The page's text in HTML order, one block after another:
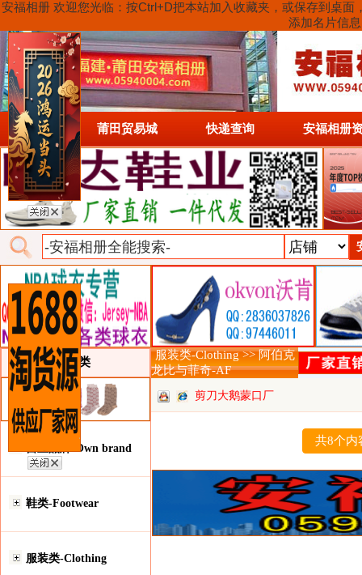
安福相册 欢迎您光临：按Ctrl+D把本站加入收藏夹，或保存到桌
添加名片信
首页 莆田贸易城 快递查询 安福相册
类目详细分类
自主品牌-Own brand
鞋类-Footwear
服装类-Clothing
服装类-Clothing >> 阿伯克
龙比与菲奇-AF
剪刀大鹅蒙口厂
共8个内